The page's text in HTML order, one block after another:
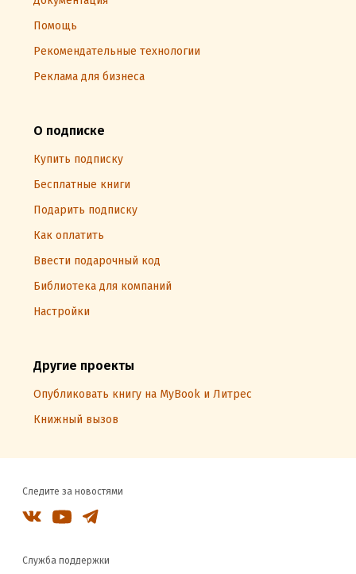
Помощь
Рекомендательные технологии
Реклама для бизнеса
О подписке
Купить подписку
Бесплатные книги
Подарить подписку
Как оплатить
Ввести подарочный код
Библиотека для компаний
Настройки
Другие проекты
Опубликовать книгу на MyBook и Литрес
Книжный вызов
Следите за новостями
Служба поддержки